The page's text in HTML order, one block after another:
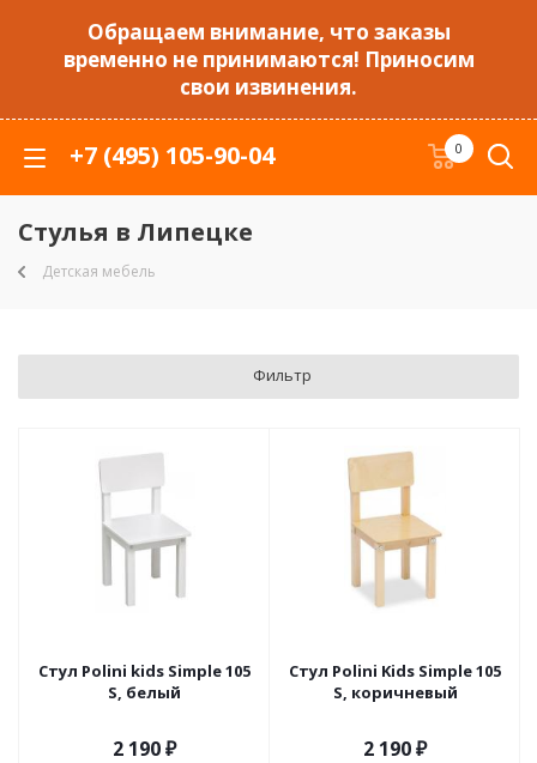
Обращаем внимание, что заказы
временно не принимаются! Приносим
свои извинения.
+7 (495) 105-90-04 0
Стулья в Липецке
Детская мебель
Фильтр
Стул Polini kids Simple 105
S, белый
2 190₽
Стул Polini Kids Simple 105
S, коричневый
2 190₽